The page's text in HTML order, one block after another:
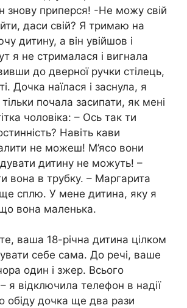
знову приперся! -Не можу свій
даси свій? Я тримаю на
дитину, а він увійшов і
я не стрималася і вигнала
до дверної ручки стілець,
Дочка наїлася і заснула, я
почала засипати, як мені
чоловіка: – Ось так ти
Навіть кави
не можеш! М’ясо вони
дитину не можуть! –
вона в трубку. – Маргарита
сплю. У мене дитина, яку я
вона маленька.
ваша 18-річна дитина цілком
себе сама. До речі, ваше
один і зжер. Всього
я відключила телефон в надії
обіду дочка ще два рази